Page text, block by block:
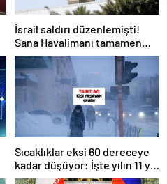
İsrail saldırı düzenlemişti!
Sana Havalimanı tamamen
hizmet dışı kaldı
Sıcaklıklar eksi 60 dereceye
kadar düşüyor: İşte yılın 11 yılı
kışı yaşayan şehir!